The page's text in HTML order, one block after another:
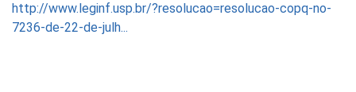
http://www.leginf.usp.br/?resolucao=resolucao-copq-no-
7236-de-22-de-julh...